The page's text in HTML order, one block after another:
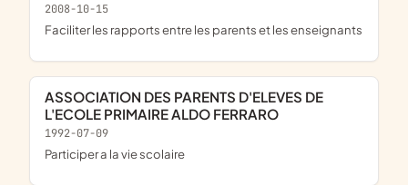
2008-10-15
Faciliter les rapports entre les parents et les enseignants
ASSOCIATION DES PARENTS D'ELEVES DE
L'ECOLE PRIMAIRE ALDO FERRARO
1992-07-09
Participer a la vie scolaire